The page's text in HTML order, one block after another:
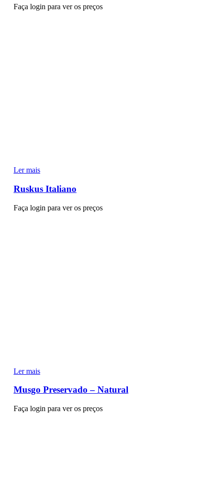
Faça login para ver os preços
Ler mais
Ruskus Italiano
Faça login para ver os preços
Ler mais
Musgo Preservado – Natural
Faça login para ver os preços